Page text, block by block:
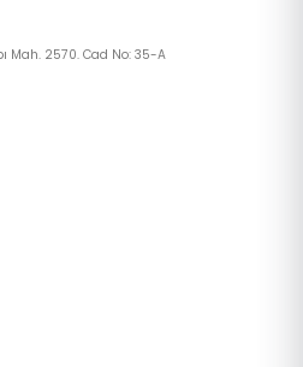
Mah. 2570. Cad No: 35-A